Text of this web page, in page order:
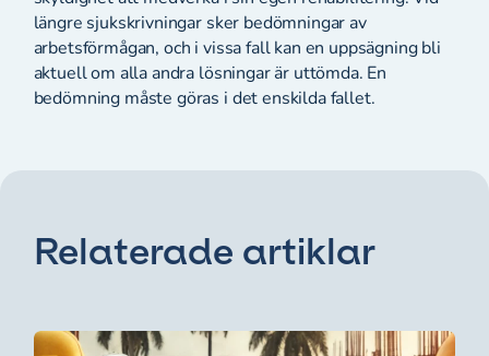
längre sjukskrivningar sker bedömningar av
arbetsförmågan, och i vissa fall kan en uppsägning bli
aktuell om alla andra lösningar är uttömda. En
bedömning måste göras i det enskilda fallet.
Relaterade artiklar